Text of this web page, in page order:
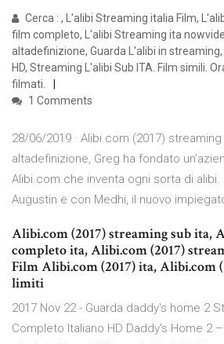
Cerca : , L'alibi Streaming italia Film,
film completo, L'alibi Streaming ita
altadefinizione, Guarda L'alibi in
HD, Streaming L'alibi Sub ITA. Film simili.
filmati.
1 Comments
28/06/2019 · Alibi.com (2017)
altadefinizione, Greg ha fondato
Alibi.com che inventa ogni sorta di
Augustin e con Medhi, il nuovo
Alibi.com (2017) streaming sub ita,
completo ita, Alibi.com (2017)
Film Alibi.com (2017) ita, Alibi.com
limiti
2017 Nov 22 - Guarda daddy's home 2
Completo Italiano HD Daddy's Home 2